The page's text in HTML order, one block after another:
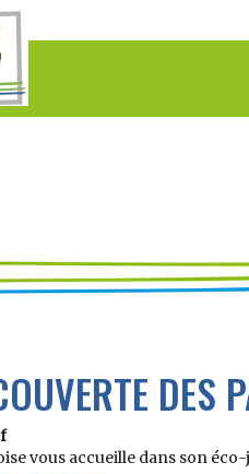
DES
vous accueille dans son